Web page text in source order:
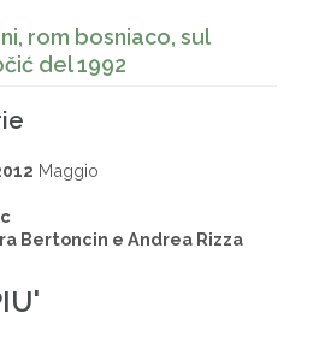
rom bosniaco, sul
del 1992
Maggio
Bertoncin e Andrea Rizza